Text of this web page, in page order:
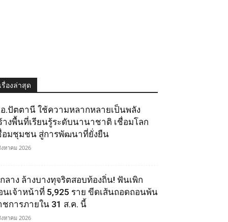
เรื่องล่าสุด
.ปัตตานี ใช้ความหลากหลายเป็นพลัง
างพื้นที่เรียนรู้ระดับนานาชาติ เชื่อมโลก
อมชุมชน สู่การพัฒนาที่ยั่งยืน
หาคม 2026
ลาง ล้างบางทุจริตสอบท้องถิ่น! ฟันเพิก
นเจ้าหน้าที่ 5,925 ราย ขีดเส้นถอดถอนพ้น
ชการภายใน 31 ส.ค. นี้
หาคม 2026